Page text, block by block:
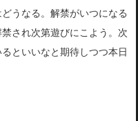
うなる。解禁がいつになる
され次第遊びにこよう。次
といいなと期待しつつ本日